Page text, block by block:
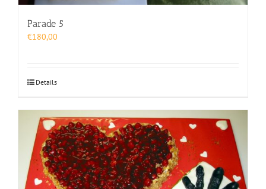
Parade 5
€180,00
Details